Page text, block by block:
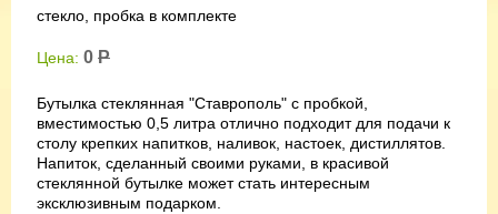
стекло, пробка в комплекте
Цена: 0 Р
Бутылка стеклянная "Ставрополь" с пробкой,
вместимостью 0,5 литра отлично подходит для подачи к
столу крепких напитков, наливок, настоек, дистиллятов.
Напиток, сделанный своими руками, в красивой
стеклянной бутылке может стать интересным
эксклюзивным подарком.